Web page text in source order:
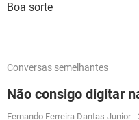
Boa sorte
Conversas semelhantes
Não consigo digitar
Fernando Ferreira Dantas Junior -